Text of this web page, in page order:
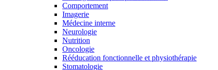
Comportement
Imagerie
Médecine interne
Neurologie
Nutrition
Oncologie
Rééducation fonctionnelle et physiothérapie
Stomatologie